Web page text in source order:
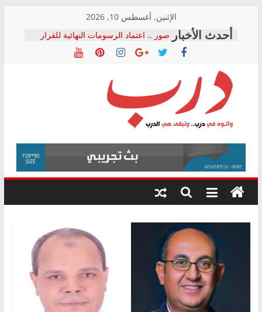
content
الإثنين, أغسطس 10, 2026
صور .. اعتماد الرسومات النهائية للقرار
الوزاري لمدينة الصحفيين.. وانتهاء أعمال
إنشاء المبنى الإداري
حرية تداول المعلومات للبرلمان خلال
الأسبوع الأخير لدور الانعقاد
نقيب الصحفيين يخاطب الوزراء
العام ضد مؤسسات تستغل المتدربين
حزب التحالف الشعبي يطلق لجنة “الحق
في الصحة” بالإسكندرية لرصد الانتهاكات
ودعم المرضى
درب
وأتوه
درب..
وتبقى
هي